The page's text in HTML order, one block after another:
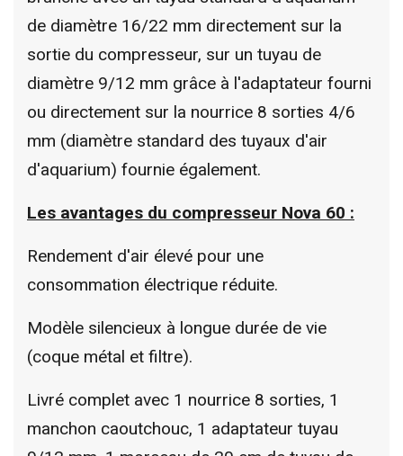
de diamètre 16/22 mm directement sur la
sortie du compresseur, sur un tuyau de
diamètre 9/12 mm grâce à l'adaptateur fourni
ou directement sur la nourrice 8 sorties 4/6
mm (diamètre standard des tuyaux d'air
d'aquarium) fournie également.
Les avantages du compresseur Nova 60 :
Rendement d'air élevé pour une
consommation électrique réduite.
Modèle silencieux à longue durée de vie
(coque métal et filtre).
Livré complet avec 1 nourrice 8 sorties, 1
manchon caoutchouc, 1 adaptateur tuyau